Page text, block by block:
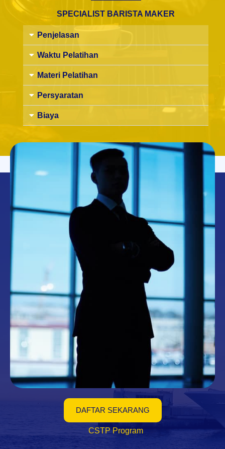
SPECIALIST BARISTA MAKER
Penjelasan
Waktu Pelatihan
Materi Pelatihan
Persyaratan
Biaya
DAFTAR SEKARANG
CSTP Program